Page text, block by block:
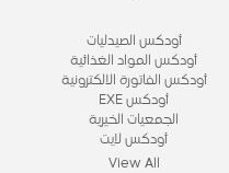
أودكس الصيدليات
أودكس المواد الغذائية
أودكس الفاتورة الالكترونية
أودكس EXE
الجمعيات الخيرية
أودكس لايت
View All